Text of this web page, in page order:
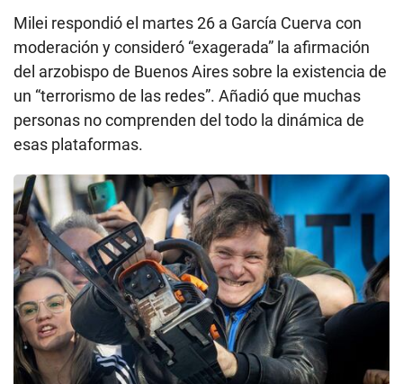
Milei respondió el martes 26 a García Cuerva con
moderación y consideró “exagerada” la afirmación
del arzobispo de Buenos Aires sobre la existencia de
un “terrorismo de las redes”. Añadió que muchas
personas no comprenden del todo la dinámica de
esas plataformas.